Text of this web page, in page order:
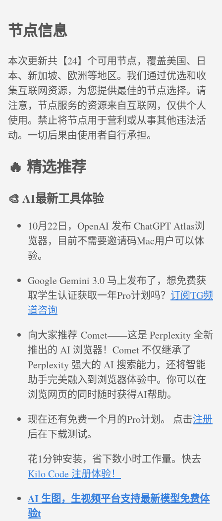
节点信息
本次更新共【24】个可用节点，覆盖美国、日
本、新加坡、欧洲等地区。我们通过优选和收
集互联网资源，为您提供最佳的节点选择。请
注意，节点服务的资源来自互联网，仅供个人
使用。禁止将节点用于营利或从事其他违法活
动。一切后果由使用者自行承担。
🔥 精选推荐
🎨 AI最新工具体验
10月22日，OpenAI 发布 ChatGPT Atlas浏
览器，目前不需要邀请码Mac用户可以体
验。
Google Gemini 3.0 马上发布了，想免费获
取学生认证获取一年Pro计划吗？ 订阅TG频
道咨询
向大家推荐 Comet——这是 Perplexity 全新
推出的 AI 浏览器！Comet 不仅继承了
Perplexity 强大的 AI 搜索能力，还将智能
助手完美融入到浏览器体验中。你可以在
浏览网页的同时随时获得AI帮助。
现在还有免费一个月的Pro计划。 点击注册
后在下载测试。
花1分钟安装，省下数小时工作量。快去
Kilo Code 注册体验！
AI 生图，生视频平台支持最新模型免费体
验t